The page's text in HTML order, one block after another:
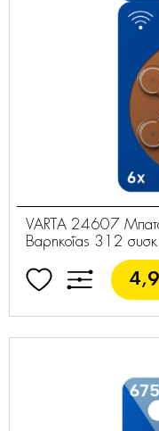
VARTA 24607
Βαρηκοΐας 312